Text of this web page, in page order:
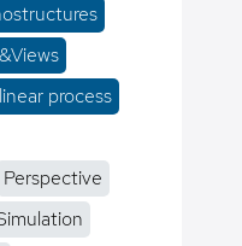
process
Perspective